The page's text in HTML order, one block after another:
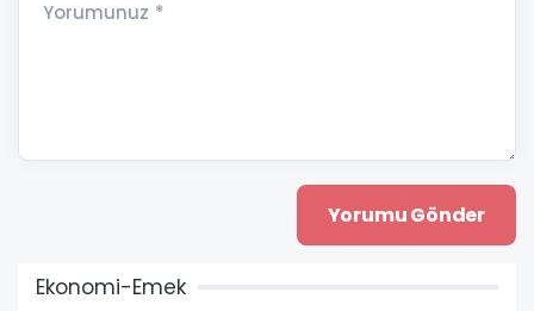
Yorumunuz *
Ekonomi-Emek